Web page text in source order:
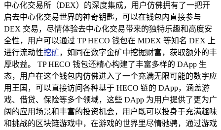
中心化交易所（DEX）的深度集成，用户仿佛拥有了一把开
启去中心化交易世界的神奇钥匙，可以在钱包内直接参与
DEX 交易，尽情体验去中心化交易带来的独特乐趣和高度安
全性，用户可以通过 TP HECO 钱包在 MDEX 等知名 DEX 上
进行流动性挖矿，如同在数字金矿中挖掘财富，获取额外的丰
厚收益。 TP HECO 钱包还精心构建了丰富多样的 DApp 生
态，用户在这个钱包内仿佛进入了一个充满无限可能的数字应
用王国，可以直接访问各种基于 HECO 链的 DApp，涵盖游
戏、借贷、保险等多个领域，这些 DApp 为用户提供了更为广
阔的应用场景和丰富的投资机会，用户既可以投身于充满趣味
和挑战的区块链游戏中，在游戏的世界里尽情驰骋，通过游戏